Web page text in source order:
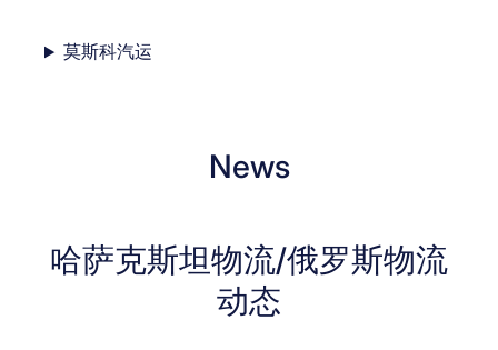
莫斯科汽运
News
哈萨克斯坦物流/俄罗斯物流
动态